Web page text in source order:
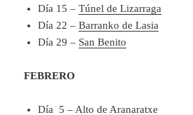
Día 15 –Túnel de Lizarraga
Día 22 –Barranko de Lasia
Día 29 – San Benito
FEBRERO
Día 5 – Alto de Aranaratxe